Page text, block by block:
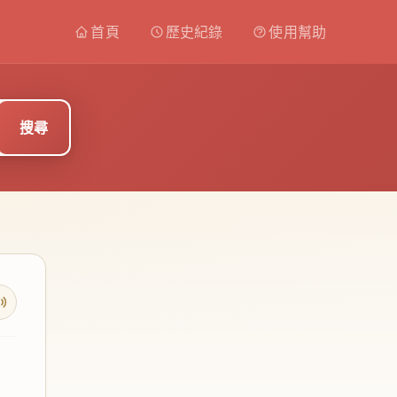
首頁 歷史紀錄 使用幫助
搜尋